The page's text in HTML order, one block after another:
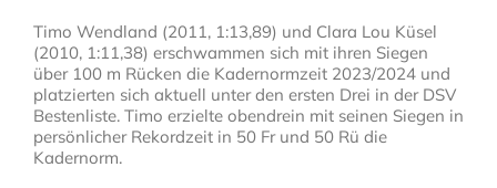
Timo Wendland (2011, 1:13,89) und Clara Lou Küsel
(2010, 1:11,38) erschwammen sich mit ihren Siegen
über 100 m Rücken die Kadernormzeit 2023/2024 und
platzierten sich aktuell unter den ersten Drei in der DSV
Bestenliste. Timo erzielte obendrein mit seinen Siegen in
persönlicher Rekordzeit in 50 Fr und 50 Rü die
Kadernorm.